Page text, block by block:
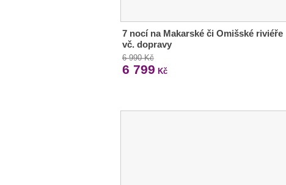
7 nocí na Makarské či Omišské riviéře
vč. dopravy
6 990 Kč
6 799 Kč